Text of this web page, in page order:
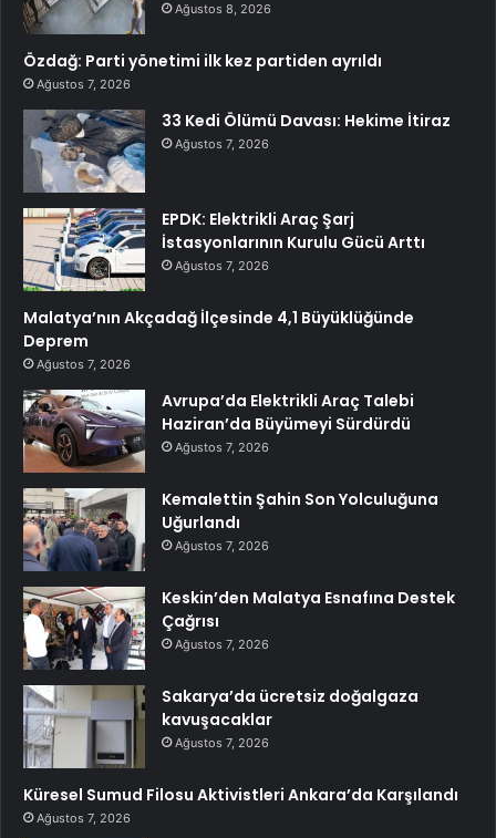
Ağustos 8, 2026
Özdağ: Parti yönetimi ilk kez partiden ayrıldı
Ağustos 7, 2026
33 Kedi Ölümü Davası: Hekime İtiraz
Ağustos 7, 2026
EPDK: Elektrikli Araç Şarj
İstasyonlarının Kurulu Gücü Arttı
Ağustos 7, 2026
Malatya’nın Akçadağ İlçesinde 4,1 Büyüklüğünde
Deprem
Ağustos 7, 2026
Avrupa’da Elektrikli Araç Talebi
Haziran’da Büyümeyi Sürdürdü
Ağustos 7, 2026
Kemalettin Şahin Son Yolculuğuna
Uğurlandı
Ağustos 7, 2026
Keskin’den Malatya Esnafına Destek
Çağrısı
Ağustos 7, 2026
Sakarya’da ücretsiz doğalgaza
kavuşacaklar
Ağustos 7, 2026
Küresel Sumud Filosu Aktivistleri Ankara’da Karşılandı
Ağustos 7, 2026